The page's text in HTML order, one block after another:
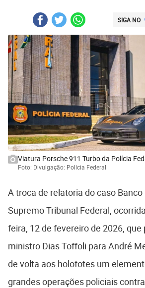
SIGA NO
Viatura Porsche 911 Turbo da Polícia
Foto: Divulgação: Polícia Federal
A troca de relatoria do caso
Supremo Tribunal Federal,
feira, 12 de fevereiro de 2026, que
ministro Dias Toffoli para André
de volta aos holofotes um
grandes operações policiais